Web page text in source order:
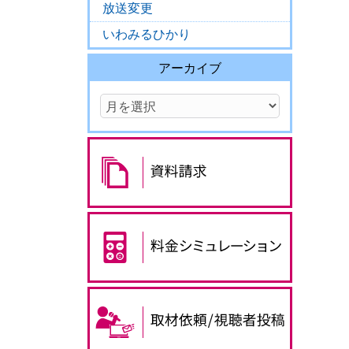
放送変更
いわみるひかり
アーカイブ